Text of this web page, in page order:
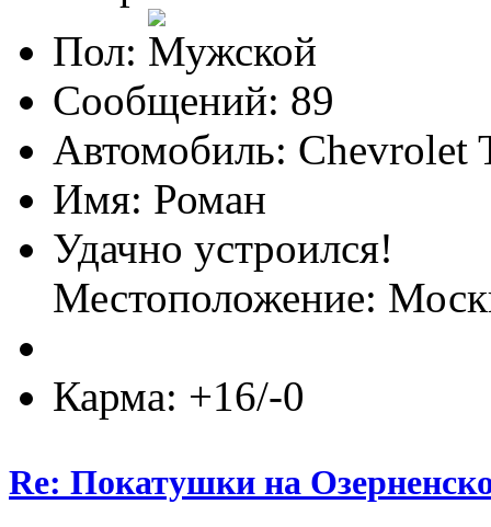
Пол:
Сообщений: 89
Автомобиль: Chevrolet
Имя: Роман
Удачно устроился!
Местоположение:
Карма: +16/-0
Re: Покатушки на